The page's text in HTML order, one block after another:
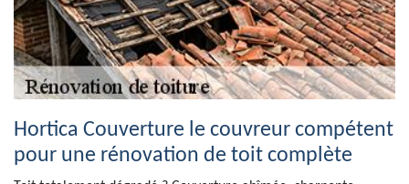
Hortica Couverture le couvreur compétent
pour une rénovation de toit complète